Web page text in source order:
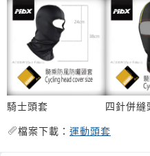
騎士頭套 四針併縫
檔案下載： 運動頭套